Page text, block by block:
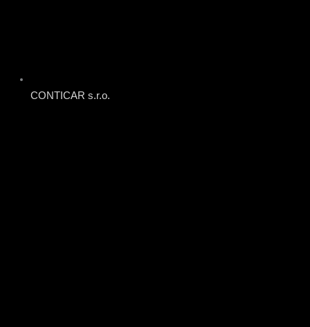
CONTICAR s.r.o.